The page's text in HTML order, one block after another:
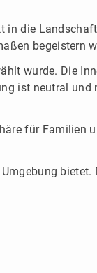
die
begeistern
wurde. Die
ist neutral
für Familien